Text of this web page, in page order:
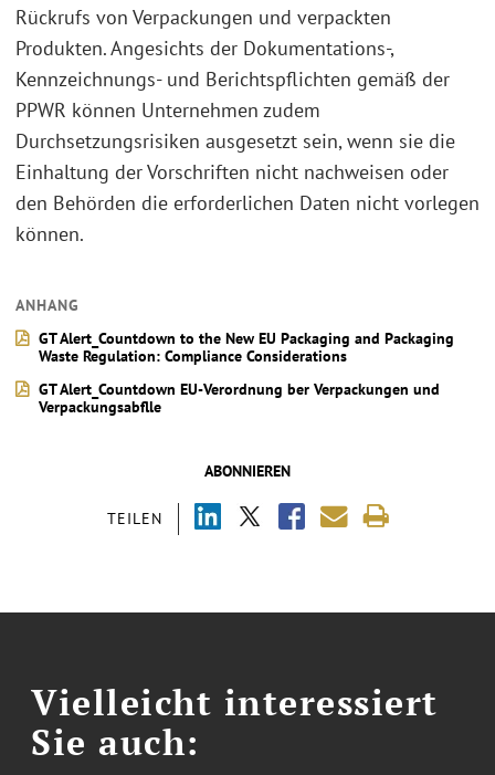
ABONNIEREN
TEILEN
Rückrufs von Verpackungen und verpackten
Produkten. Angesichts der Dokumentations-,
Kennzeichnungs- und Berichtspflichten gemäß der
PPWR können Unternehmen zudem
Durchsetzungsrisiken ausgesetzt sein, wenn sie die
Einhaltung der Vorschriften nicht nachweisen oder
den Behörden die erforderlichen Daten nicht vorlegen
können.
ANHANG
GT Alert_Countdown to the New EU Packaging and Packaging
Waste Regulation: Compliance Considerations
GT Alert_Countdown EU-Verordnung ber Verpackungen und
Verpackungsabflle
Vielleicht interessiert
Sie auch: